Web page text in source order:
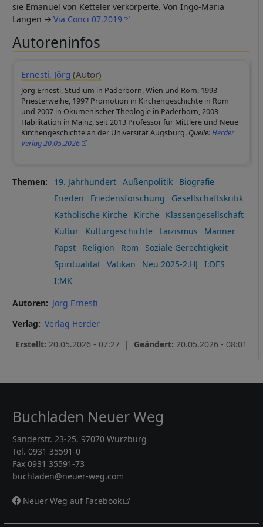
sie Emanuel von Ketteler verkörperte. Von Ingo-Maria
Langen
Via Conci 07.2019
Autoreninfos
Ernesti, Jörg (Autor)
Jörg Ernesti, Studium in Paderborn, Wien und Rom, 1993
Priesterweihe, 1997 Promotion in Kirchengeschichte in Rom
und 2007 in Ökumenischer Theologie in Paderborn, 2003
Habilitation in Mainz, seit 2013 Professor für Mittlere und Neue
Kirchengeschichte an der Universität Augsburg.Quelle:Herder
Verlag 20.05.2026
Themen 19. Jahrhundert Außenpolitik
Biografie
Frieden
Friedensforschung
Gesellschaftskritik
Katholische Kirche
Kirche
Klassengesellschaft
Kultur
Kulturgeschichte Laizismus
Männer
Papst
Religion Rom
Soziale Gerechtigkeit
Spiritualität
Vatikan Neu 2025-2.HJ
I:DES
I:MK
Autoren
Jörg Ernesti
Verlag
Verlag Herder
Erstellt: 20.05.2026 - 07:27 | Geändert: 20.05.2026 - 08:01
Buchladen Neuer Weg
Sanderstr. 23-25, 97070 Würzburg
Tel. 0931 35591-0
Fax 0931 35591-73
buchladen@neuer-weg.com
Neuer Weg auf Facebook